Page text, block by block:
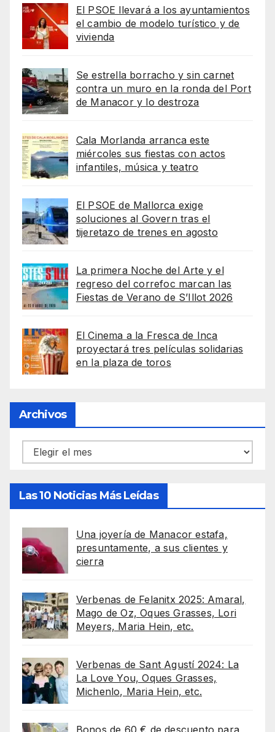
El PSOE llevará a los ayuntamientos
el cambio de modelo turístico y de
vivienda
Se estrella borracho y sin carnet
contra un muro en la ronda del Port
de Manacor y lo destroza
Cala Morlanda arranca este
miércoles sus fiestas con actos
infantiles, música y teatro
El PSOE de Mallorca exige
soluciones al Govern tras el
tijeretazo de trenes en agosto
La primera Noche del Arte y el
regreso del correfoc marcan las
Fiestas de Verano de S’Illot 2026
El Cinema a la Fresca de Inca
proyectará tres películas solidarias
en la plaza de toros
Archivos
Archivos
Las 10 Noticias Más Leídas
Una joyería de Manacor estafa,
presuntamente, a sus clientes y
cierra
Verbenas de Felanitx 2025: Amaral,
Mago de Oz, Oques Grasses, Lori
Meyers, Maria Hein, etc.
Verbenas de Sant Agustí 2024: La
La Love You, Oques Grasses,
Michenlo, Maria Hein, etc.
Bonos de 60 € de descuento para